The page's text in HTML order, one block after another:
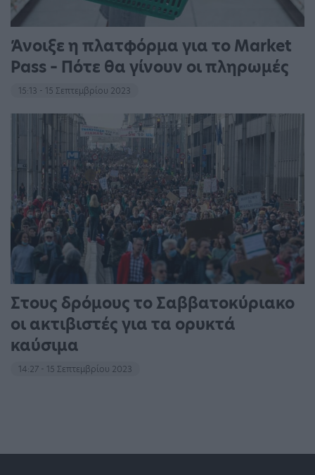
Άνοιξε η πλατφόρμα για το Market
Pass – Πότε θα γίνουν οι πληρωμές
15:13 - 15 Σεπτεμβρίου 2023
Στους δρόμους το Σαββατοκύριακο
οι ακτιβιστές για τα ορυκτά
καύσιμα
14:27 - 15 Σεπτεμβρίου 2023